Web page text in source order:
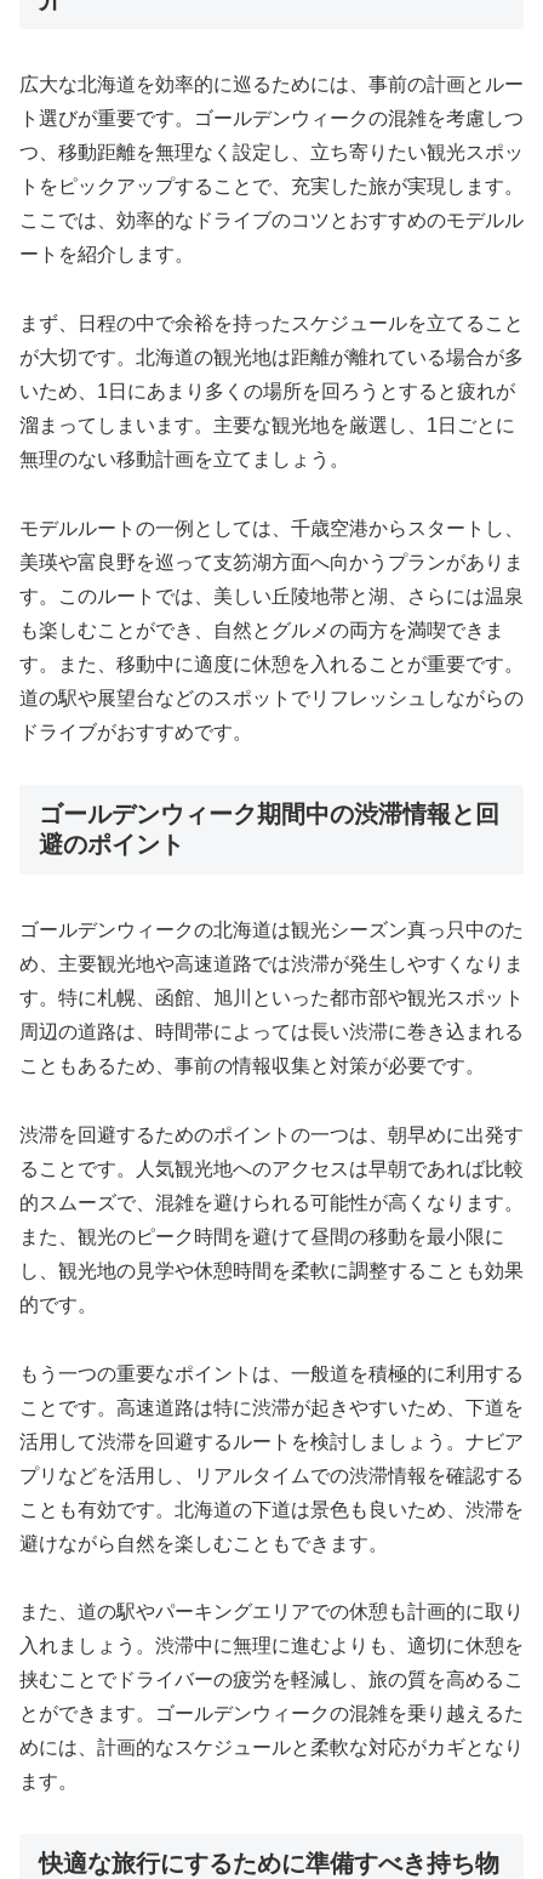
広大な北海道を効率的に巡るためには、事前の計画とルー
ト選びが重要です。ゴールデンウィークの混雑を考慮しつ
つ、移動距離を無理なく設定し、立ち寄りたい観光スポッ
トをピックアップすることで、充実した旅が実現します。
ここでは、効率的なドライブのコツとおすすめのモデルル
ートを紹介します。
まず、日程の中で余裕を持ったスケジュールを立てること
が大切です。北海道の観光地は距離が離れている場合が多
いため、1日にあまり多くの場所を回ろうとすると疲れが
溜まってしまいます。主要な観光地を厳選し、1日ごとに
無理のない移動計画を立てましょう。
モデルルートの一例としては、千歳空港からスタートし、
美瑛や富良野を巡って支笏湖方面へ向かうプランがありま
す。このルートでは、美しい丘陵地帯と湖、さらには温泉
も楽しむことができ、自然とグルメの両方を満喫できま
す。また、移動中に適度に休憩を入れることが重要です。
道の駅や展望台などのスポットでリフレッシュしながらの
ドライブがおすすめです。
ゴールデンウィーク期間中の渋滞情報と回
避のポイント
ゴールデンウィークの北海道は観光シーズン真っ只中のた
め、主要観光地や高速道路では渋滞が発生しやすくなりま
す。特に札幌、函館、旭川といった都市部や観光スポット
周辺の道路は、時間帯によっては長い渋滞に巻き込まれる
こともあるため、事前の情報収集と対策が必要です。
渋滞を回避するためのポイントの一つは、朝早めに出発す
ることです。人気観光地へのアクセスは早朝であれば比較
的スムーズで、混雑を避けられる可能性が高くなります。
また、観光のピーク時間を避けて昼間の移動を最小限に
し、観光地の見学や休憩時間を柔軟に調整することも効果
的です。
もう一つの重要なポイントは、一般道を積極的に利用する
ことです。高速道路は特に渋滞が起きやすいため、下道を
活用して渋滞を回避するルートを検討しましょう。ナビア
プリなどを活用し、リアルタイムでの渋滞情報を確認する
ことも有効です。北海道の下道は景色も良いため、渋滞を
避けながら自然を楽しむこともできます。
また、道の駅やパーキングエリアでの休憩も計画的に取り
入れましょう。渋滞中に無理に進むよりも、適切に休憩を
挟むことでドライバーの疲労を軽減し、旅の質を高めるこ
とができます。ゴールデンウィークの混雑を乗り越えるた
めには、計画的なスケジュールと柔軟な対応がカギとなり
ます。
快適な旅行にするために準備すべき持ち物